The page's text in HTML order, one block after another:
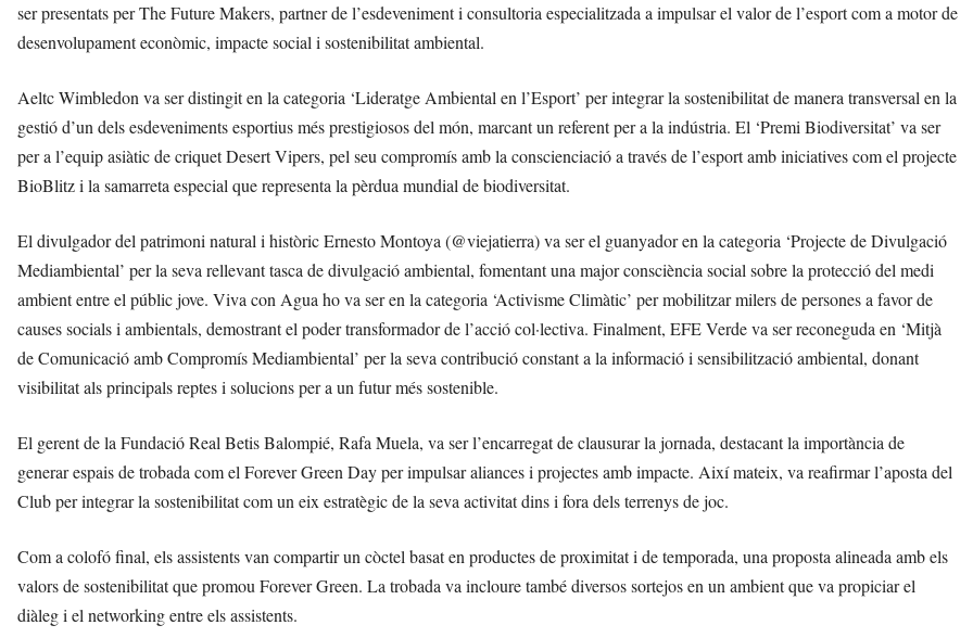
ser presentats per The Future Makers, partner de l’esdeveniment i consultoria especialitzada a impulsar el valor de l’esport com a motor de
desenvolupament econòmic, impacte social i sostenibilitat ambiental.
Aeltc Wimbledon va ser distingit en la categoria ‘Lideratge Ambiental en l’Esport’ per integrar la sostenibilitat de manera transversal en la
gestió d’un dels esdeveniments esportius més prestigiosos del món, marcant un referent per a la indústria. El ‘Premi Biodiversitat’ va ser
per a l’equip asiàtic de criquet Desert Vipers, pel seu compromís amb la conscienciació a través de l’esport amb iniciatives com el projecte
BioBlitz i la samarreta especial que representa la pèrdua mundial de biodiversitat.
El divulgador del patrimoni natural i històric Ernesto Montoya (@viejatierra) va ser el guanyador en la categoria ‘Projecte de Divulgació
Mediambiental’ per la seva rellevant tasca de divulgació ambiental, fomentant una major consciència social sobre la protecció del medi
ambient entre el públic jove. Viva con Agua ho va ser en la categoria ‘Activisme Climàtic’ per mobilitzar milers de persones a favor de
causes socials i ambientals, demostrant el poder transformador de l’acció col·lectiva. Finalment, EFE Verde va ser reconeguda en ‘Mitjà
de Comunicació amb Compromís Mediambiental’ per la seva contribució constant a la informació i sensibilització ambiental, donant
visibilitat als principals reptes i solucions per a un futur més sostenible.
El gerent de la Fundació Real Betis Balompié, Rafa Muela, va ser l’encarregat de clausurar la jornada, destacant la importància de
generar espais de trobada com el Forever Green Day per impulsar aliances i projectes amb impacte. Així mateix, va reafirmar l’aposta del
Club per integrar la sostenibilitat com un eix estratègic de la seva activitat dins i fora dels terrenys de joc.
Com a colofó final, els assistents van compartir un còctel basat en productes de proximitat i de temporada, una proposta alineada amb els
valors de sostenibilitat que promou Forever Green. La trobada va incloure també diversos sortejos en un ambient que va propiciar el
diàleg i el networking entre els assistents.